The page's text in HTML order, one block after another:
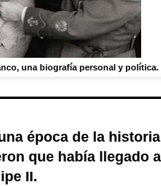
una biografía personal y política.
época de la
que había llegado
II.